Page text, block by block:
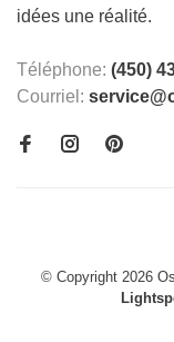
idées une réalité.
Téléphone: (450)
Courriel:
© Copyright 2026